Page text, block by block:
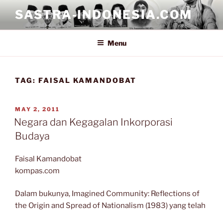
content
SASTRA-INDONESIA.COM
Menu
TAG: FAISAL KAMANDOBAT
POSTED
ON
MAY 2, 2011
Negara dan Kegagalan Inkorporasi
Budaya
Faisal Kamandobat
kompas.com
Dalam bukunya, Imagined Community: Reflections of
the Origin and Spread of Nationalism (1983) yang telah